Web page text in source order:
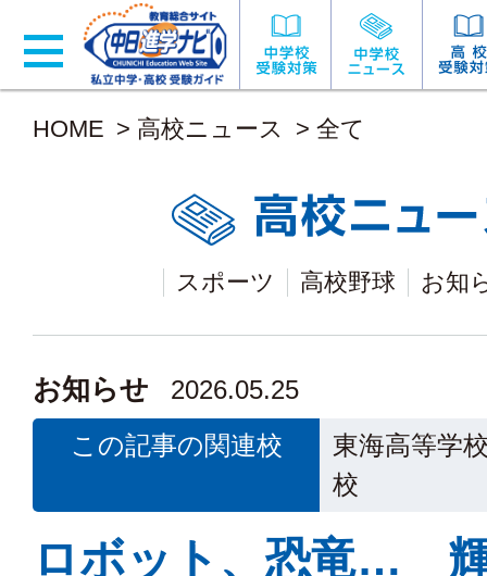
HOME > 高校ニュース > 全て
スポーツ 高校野球 お知
お知らせ
2026.05.25
この記事の関連校
東海高等学
校
ロボット、恐竜…